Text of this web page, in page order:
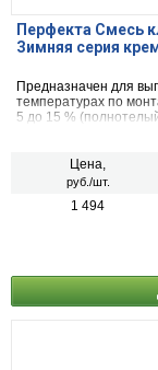
Перфекта Смесь
Зимняя серия
Предназначен для
температурах по
5 до 15 %
Цена,
руб./шт.
1 494